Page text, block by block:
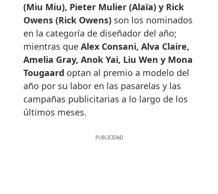
(Miu Miu), Pieter Mulier (Alaïa) y Rick
Owens (Rick Owens) son los nominados
en la categoría de diseñador del año;
mientras que Alex Consani, Alva Claire,
Amelia Gray, Anok Yai, Liu Wen y Mona
Tougaard optan al premio a modelo del
año por su labor en las pasarelas y las
campañas publicitarias a lo largo de los
últimos meses.